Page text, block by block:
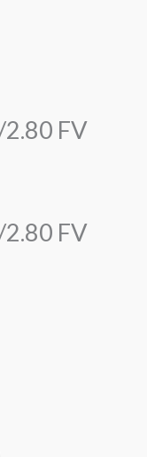
FV
FV